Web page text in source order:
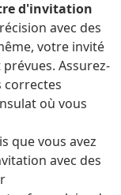
d'invitation
avec des
votre invité
Assurez-
où vous
que vous avez
avec des